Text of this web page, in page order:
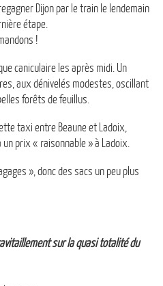
Dijon par le train le lendemain
étape.
!
caniculaire les après midi. Un
aux dénivelés modestes, oscillant
forêts de feuillus.
taxi entre Beaune et Ladoix,
un prix « raisonnable » à Ladoix.
», donc des sacs un peu plus
sur la quasi totalité du